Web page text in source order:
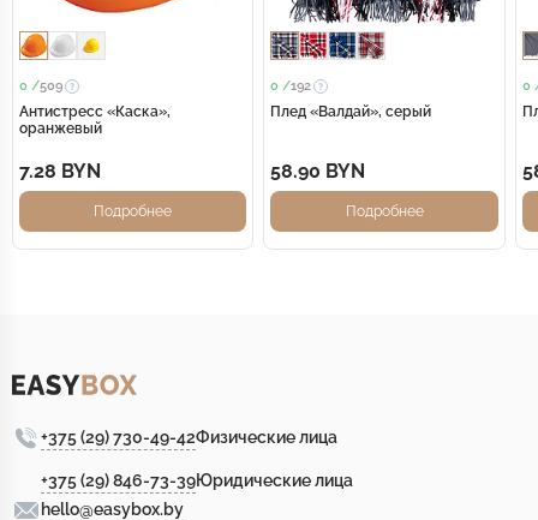
0 /509
Антистресс «Каска»,
оранжевый
7.28 BYN
Подробнее
0 /192
Плед «Валдай», серый
58.90 BYN
Подробнее
0
+375 (29) 730-49-42Физические лица
+375 (29) 846-73-39Юридические лица
hello@easybox.by